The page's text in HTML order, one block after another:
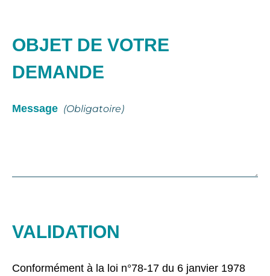
OBJET DE VOTRE
DEMANDE
Message (obligatoire)
VALIDATION
Conformément à la loi n°78-17 du 6 janvier 1978